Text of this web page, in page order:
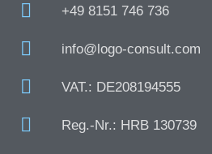
+49 8151 746 736
info@logo-consult.com
VAT.: DE208194555
Reg.-Nr.: HRB 130739